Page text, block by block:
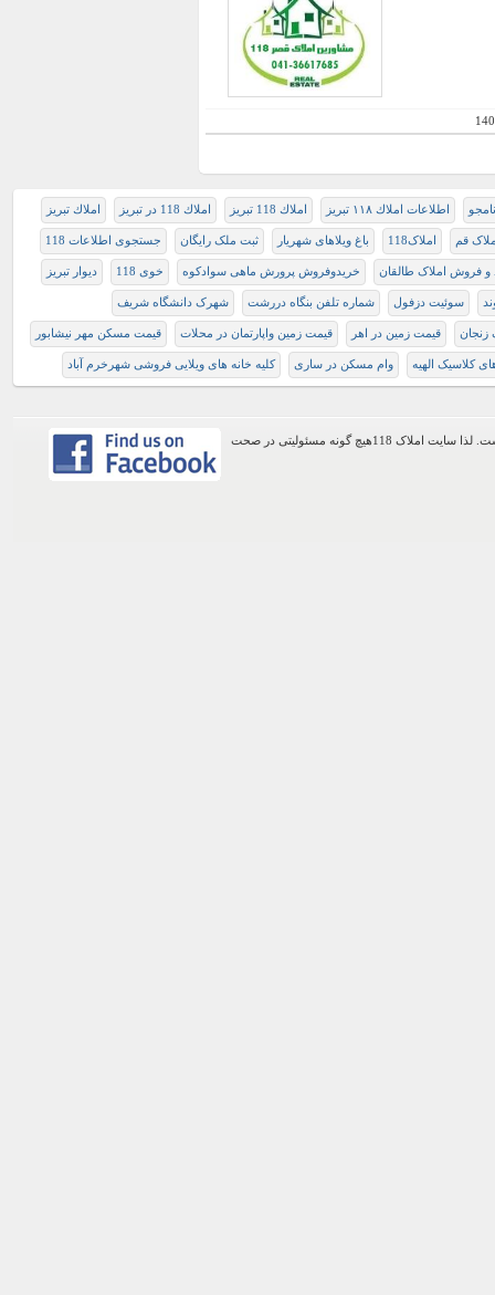
اطلاعات املاك ١١٨ تبريز املاك 118 تبريز املاك 118 در تبريز املاك تبريز
قم املاک118 باغ ویلاهای شهریار ثبت ملک رایگان جستجوی اطلاعات 118
و فروش املاک طالقان خریدوفروش پرورش ماهی سوادکوه خوی 118 دیوار تبریز
سوئیت دزفول شماره تلفن بنگاه دررشت شهرک دانشگاه شریف
زنجان قیمت زمین در اهر قیمت زمین واپارتمان در محلات قیمت مسکن مهر نیشابور
کلاسیک الهیه وام مسکن در ساری کلیه خانه های ویلایی فروشی شهرخرم آباد
اطلاعات موجود در این وب سایت از طریق کاربران عمومی سایت ثبت شده است. لذا سایت املاک 118هیچ گونه مسئولیتی در صحت